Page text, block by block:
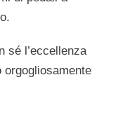
sé l’eccellenza
orgogliosamente